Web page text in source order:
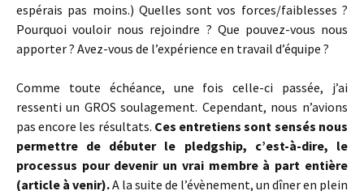
espérais pas moins.) Quelles sont vos forces/faiblesses ?
Pourquoi vouloir nous rejoindre ? Que pouvez-vous nous
apporter ? Avez-vous de l’expérience en travail d’équipe ?
Comme toute échéance, une fois celle-ci passée, j’ai
ressenti un GROS soulagement. Cependant, nous n’avions
pas encore les résultats. Ces entretiens sont sensés nous
permettre de débuter le pledgship, c’est-à-dire, le
processus pour devenir un vrai membre à part entière
(article à venir).A la suite de l’évènement, un dîner en plein